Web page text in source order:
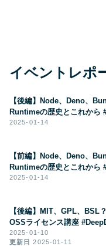
イベントレポ
【後編】Node、Deno、
Runtimeの歴史とこれから
2025-01-14
【前編】Node、Deno、
Runtimeの歴史とこれから
2025-01-14
【後編】MIT、GPL、BSL
OSSライセンス講座
2025-01-10
更新日2025-01-11